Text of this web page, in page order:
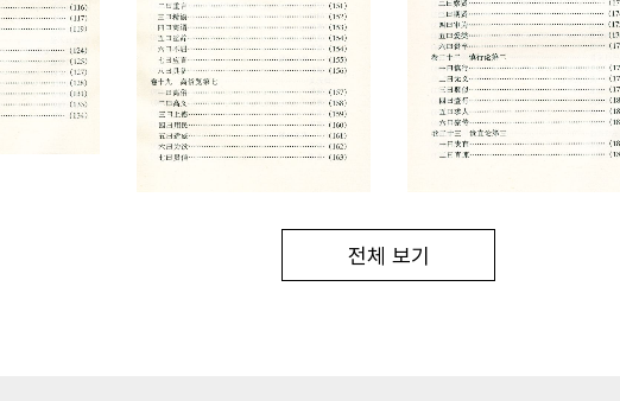
전체 보기